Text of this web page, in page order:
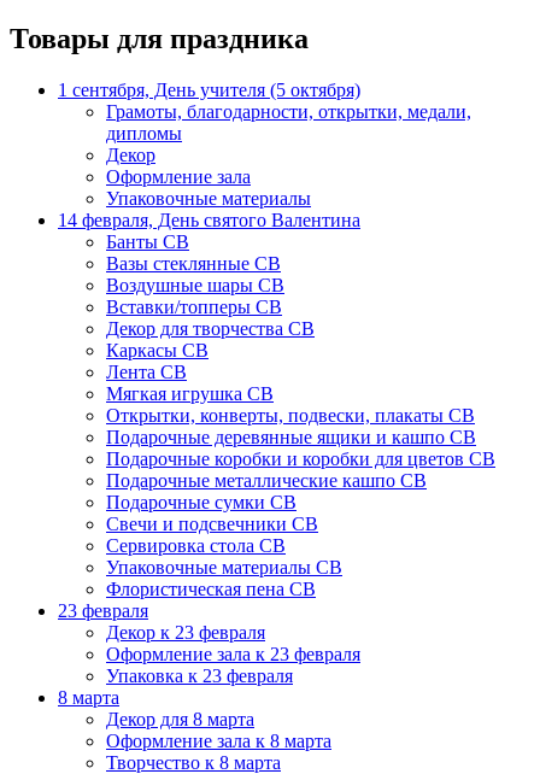
Товары для праздника
1 сентября, День учителя (5 октября)
Грамоты, благодарности, открытки, медали,
дипломы
Декор
Оформление зала
Упаковочные материалы
14 февраля, День святого Валентина
Банты СВ
Вазы стеклянные СВ
Воздушные шары СВ
Вставки/топперы СВ
Декор для творчества СВ
Каркасы СВ
Лента СВ
Мягкая игрушка СВ
Открытки, конверты, подвески, плакаты СВ
Подарочные деревянные ящики и кашпо СВ
Подарочные коробки и коробки для цветов СВ
Подарочные металлические кашпо СВ
Подарочные сумки СВ
Свечи и подсвечники СВ
Сервировка стола СВ
Упаковочные материалы СВ
Флористическая пена СВ
23 февраля
Декор к 23 февраля
Оформление зала к 23 февраля
Упаковка к 23 февраля
8 марта
Декор для 8 марта
Оформление зала к 8 марта
Творчество к 8 марта